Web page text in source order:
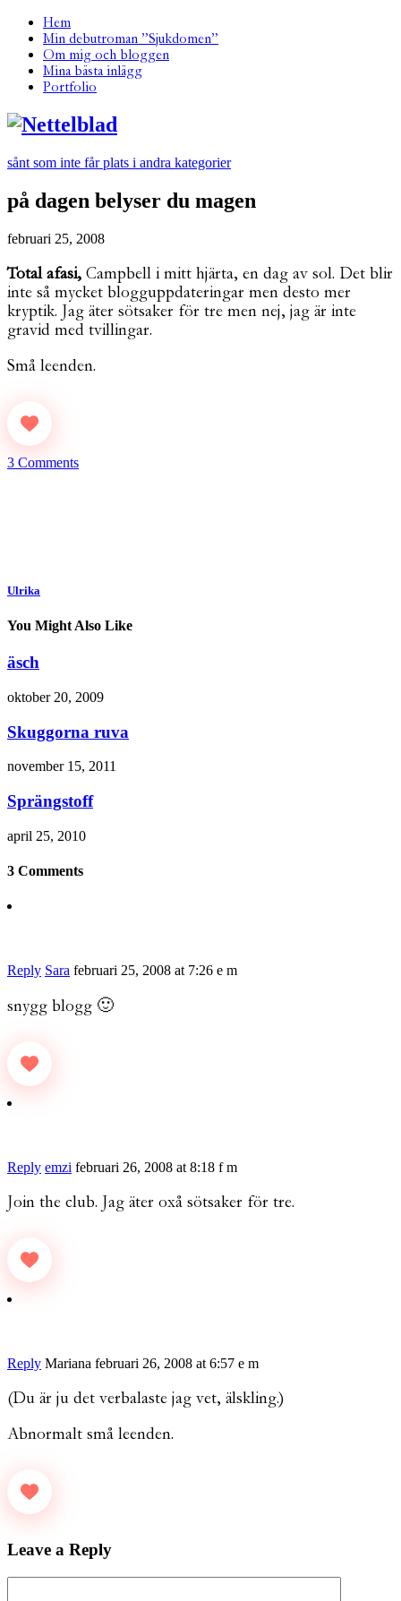
Hem
Min debutroman ”Sjukdomen”
Om mig och bloggen
Mina bästa inlägg
Portfolio
sånt som inte får plats i andra kategorier
på dagen belyser du magen
februari 25, 2008
Total afasi, Campbell i mitt hjärta, en dag av sol. Det blir
inte så mycket blogguppdateringar men desto mer
kryptik. Jag äter sötsaker för tre men nej, jag är inte
gravid med tvillingar.
Små leenden.
3 Comments
Ulrika
You Might Also Like
äsch
oktober 20, 2009
Skuggorna ruva
november 15, 2011
Sprängstoff
april 25, 2010
3 Comments
Reply Sara februari 25, 2008 at 7:26 e m
snygg blogg 🙂
Reply emzi februari 26, 2008 at 8:18 f m
Join the club. Jag äter oxå sötsaker för tre.
Reply Mariana februari 26, 2008 at 6:57 e m
(Du är ju det verbalaste jag vet, älskling.)
Abnormalt små leenden.
Leave a Reply